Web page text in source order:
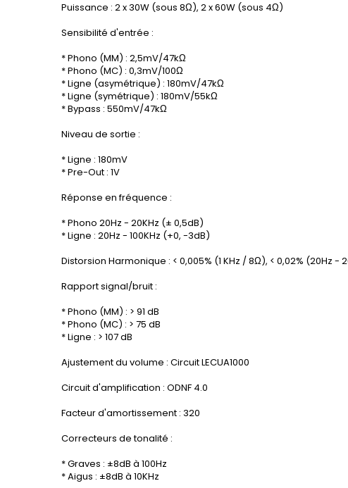
Puissance : 2 x 30W (sous 8Ω), 2 x 60W (sous 4Ω)
Sensibilité d'entrée :
* Phono (MM) : 2,5mV/47kΩ
* Phono (MC) : 0,3mV/100Ω
* Ligne (asymétrique) : 180mV/47kΩ
* Ligne (symétrique) : 180mV/55kΩ
* Bypass : 550mV/47kΩ
Niveau de sortie :
* Ligne : 180mV
* Pre-Out : 1V
Réponse en fréquence :
* Phono 20Hz - 20KHz (± 0,5dB)
* Ligne : 20Hz - 100KHz (+0, -3dB)
Distorsion Harmonique : < 0,005% (1 KHz / 8Ω), < 0,02% (20Hz -
Rapport signal/bruit :
* Phono (MM) : > 91 dB
* Phono (MC) : > 75 dB
* Ligne : > 107 dB
Ajustement du volume : Circuit LECUA1000
Circuit d'amplification : ODNF 4.0
Facteur d'amortissement : 320
Correcteurs de tonalité :
* Graves : ±8dB à 100Hz
* Aigus : ±8dB à 10KHz